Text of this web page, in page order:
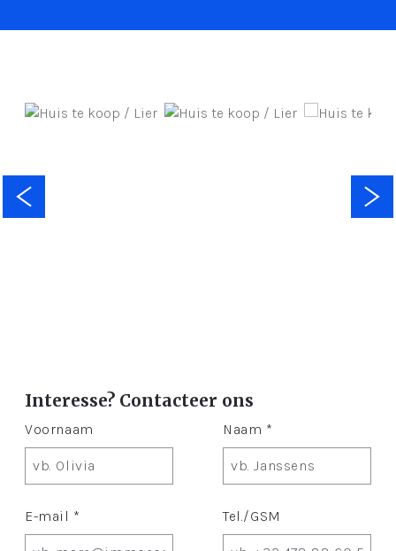
Interesse? Contacteer ons
Voornaam Naam *
E-mail * Tel./GSM